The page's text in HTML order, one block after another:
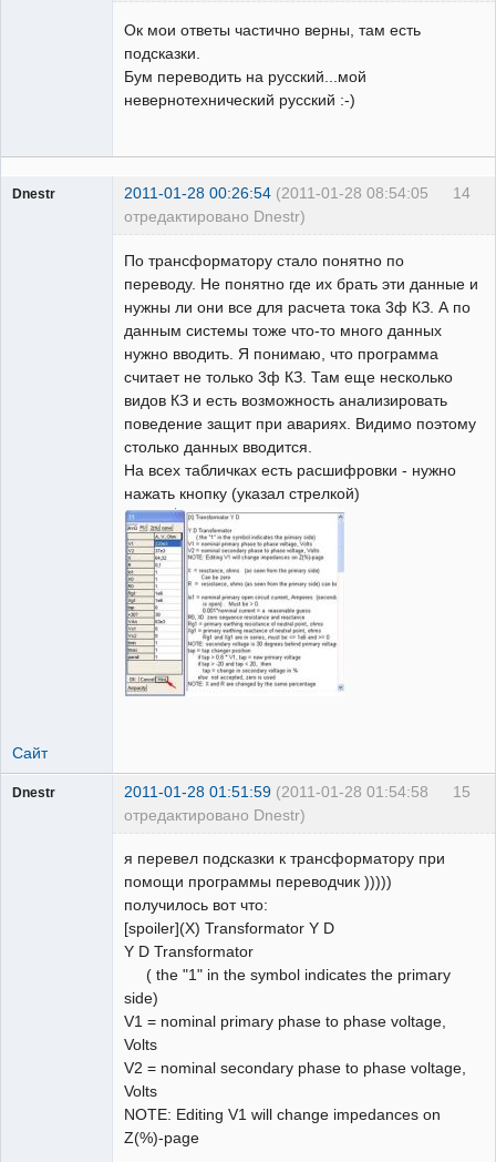
Ок мои ответы частично верны, там есть
подсказки.
Бум переводить на русский...мой
невернотехнический русский :-)
14
Dnestr 2011-01-28 00:26:54 (2011-01-28 08:54:05
отредактировано Dnestr)
По трансформатору стало понятно по
переводу. Не понятно где их брать эти данные и
нужны ли они все для расчета тока 3ф КЗ. А по
данным системы тоже что-то много данных
нужно вводить. Я понимаю, что программа
считает не только 3ф КЗ. Там еще несколько
видов КЗ и есть возможность анализировать
поведение защит при авариях. Видимо поэтому
столько данных вводится.
На всех табличках есть расшифровки - нужно
нажать кнопку (указал стрелкой)
Сайт
15
Dnestr 2011-01-28 01:51:59 (2011-01-28 01:54:58
отредактировано Dnestr)
я перевел подсказки к трансформатору при
помощи программы переводчик )))))
получилось вот что:
[spoiler](X) Transformator Y D
Y D Transformator
( the "1" in the symbol indicates the primary
side)
V1 = nominal primary phase to phase voltage,
Volts
V2 = nominal secondary phase to phase voltage,
Volts
NOTE: Editing V1 will change impedances on
Z(%)-page